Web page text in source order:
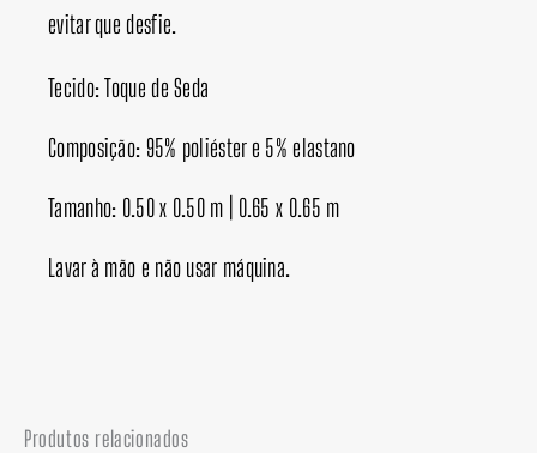
evitar que desfie.
Tecido: Toque de Seda
Composição: 95% poliéster e 5% elastano
Tamanho: 0.50 x 0.50 m | 0.65 x 0.65 m
Lavar à mão e não usar máquina.
Produtos relacionados